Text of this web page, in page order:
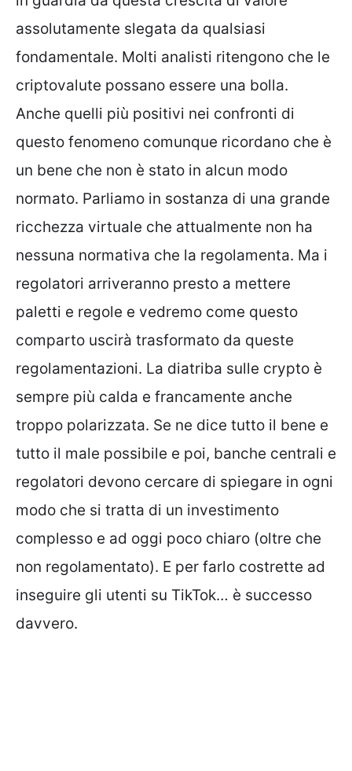
assolutamente slegata da qualsiasi
fondamentale. Molti analisti ritengono che le
criptovalute possano essere una bolla.
Anche quelli più positivi nei confronti di
questo fenomeno comunque ricordano che è
un bene che non è stato in alcun modo
normato. Parliamo in sostanza di una grande
ricchezza virtuale che attualmente non ha
nessuna normativa che la regolamenta. Ma i
regolatori arriveranno presto a mettere
paletti e regole e vedremo come questo
comparto uscirà trasformato da queste
regolamentazioni. La diatriba sulle crypto è
sempre più calda e francamente anche
troppo polarizzata. Se ne dice tutto il bene e
tutto il male possibile e poi, banche centrali e
regolatori devono cercare di spiegare in ogni
modo che si tratta di un investimento
complesso e ad oggi poco chiaro (oltre che
non regolamentato). E per farlo costrette ad
inseguire gli utenti su TikTok… è successo
davvero.